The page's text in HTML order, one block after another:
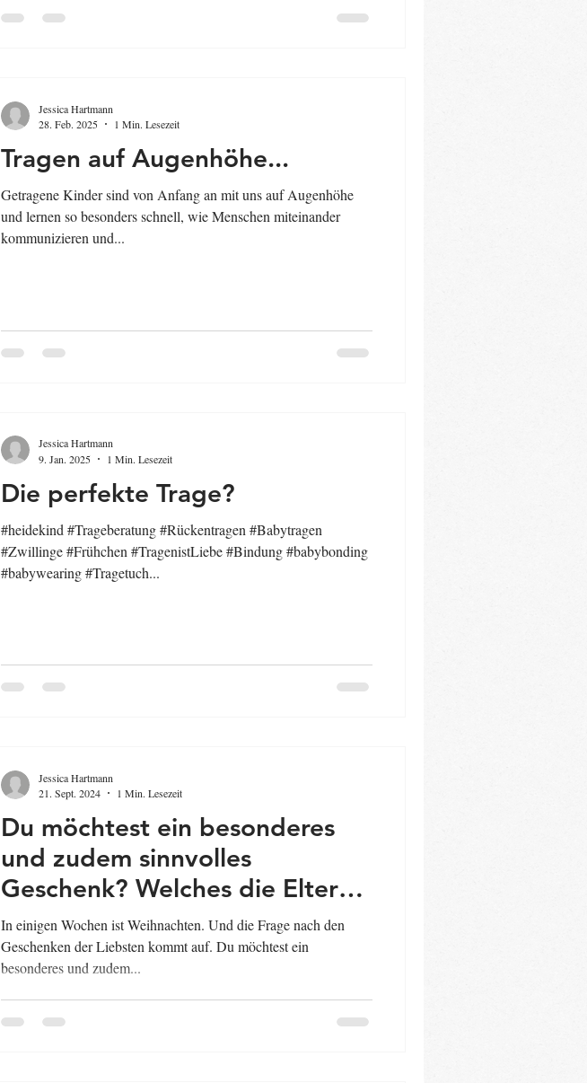
Tragen auf Augenhöhe...
Getragene Kinder sind von Anfang an mit uns auf Augenhöhe
und lernen so besonders schnell, wie Menschen miteinander
kommunizieren und...
Jessica Hartmann
28. Feb. 2025
1 Min. Lesezeit
Die perfekte Trage?
#heidekind #Trageberatung #Rückentragen #Babytragen
#Zwillinge #Frühchen #TragenistLiebe #Bindung #babybonding
#babywearing #Tragetuch...
Jessica Hartmann
9. Jan. 2025
1 Min. Lesezeit
Du möchtest ein besonderes
und zudem sinnvolles
Geschenk? Welches die Eltern
und das Baby/Kleinkind
glücklich macht?
Geschenkgutschein zu
Weihnachten
In einigen Wochen ist Weihnachten. Und die Frage nach den
Geschenken der Liebsten kommt auf. Du möchtest ein
besonderes und zudem...
Jessica Hartmann
21. Sept. 2024
1 Min. Lesezeit